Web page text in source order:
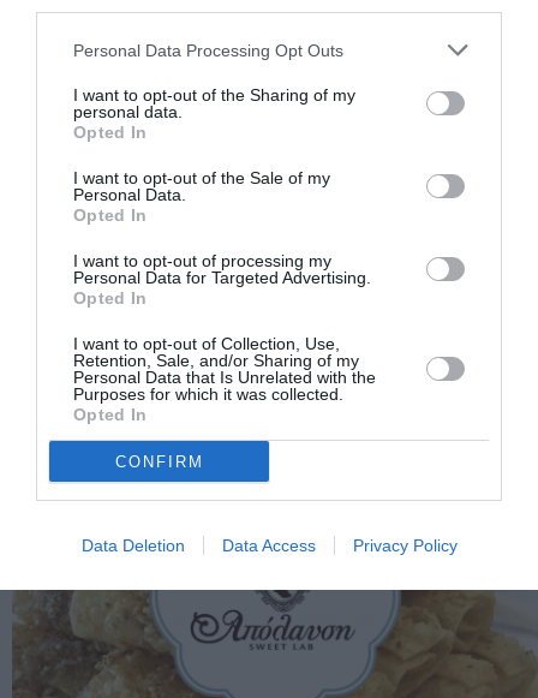
Personal Data Processing Opt Outs
I want to opt-out of the Sharing of my
personal data.
Opted In
I want to opt-out of the Sale of my
Personal Data.
Opted In
I want to opt-out of processing my
Personal Data for Targeted Advertising.
Opted In
I want to opt-out of Collection, Use,
Retention, Sale, and/or Sharing of my
Personal Data that Is Unrelated with the
Purposes for which it was collected.
Opted In
CONFIRM
Data Deletion Data Access Privacy Policy